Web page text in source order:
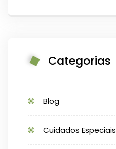
Categorias
Blog
Cuidados Especiais